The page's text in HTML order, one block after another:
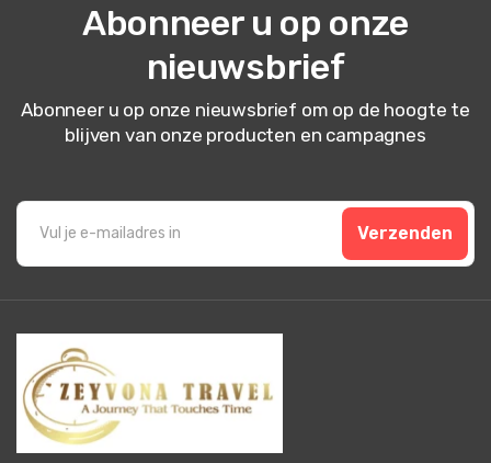
Abonneer u op onze
nieuwsbrief
Abonneer u op onze nieuwsbrief om op de hoogte te
blijven van onze producten en campagnes
Verzenden